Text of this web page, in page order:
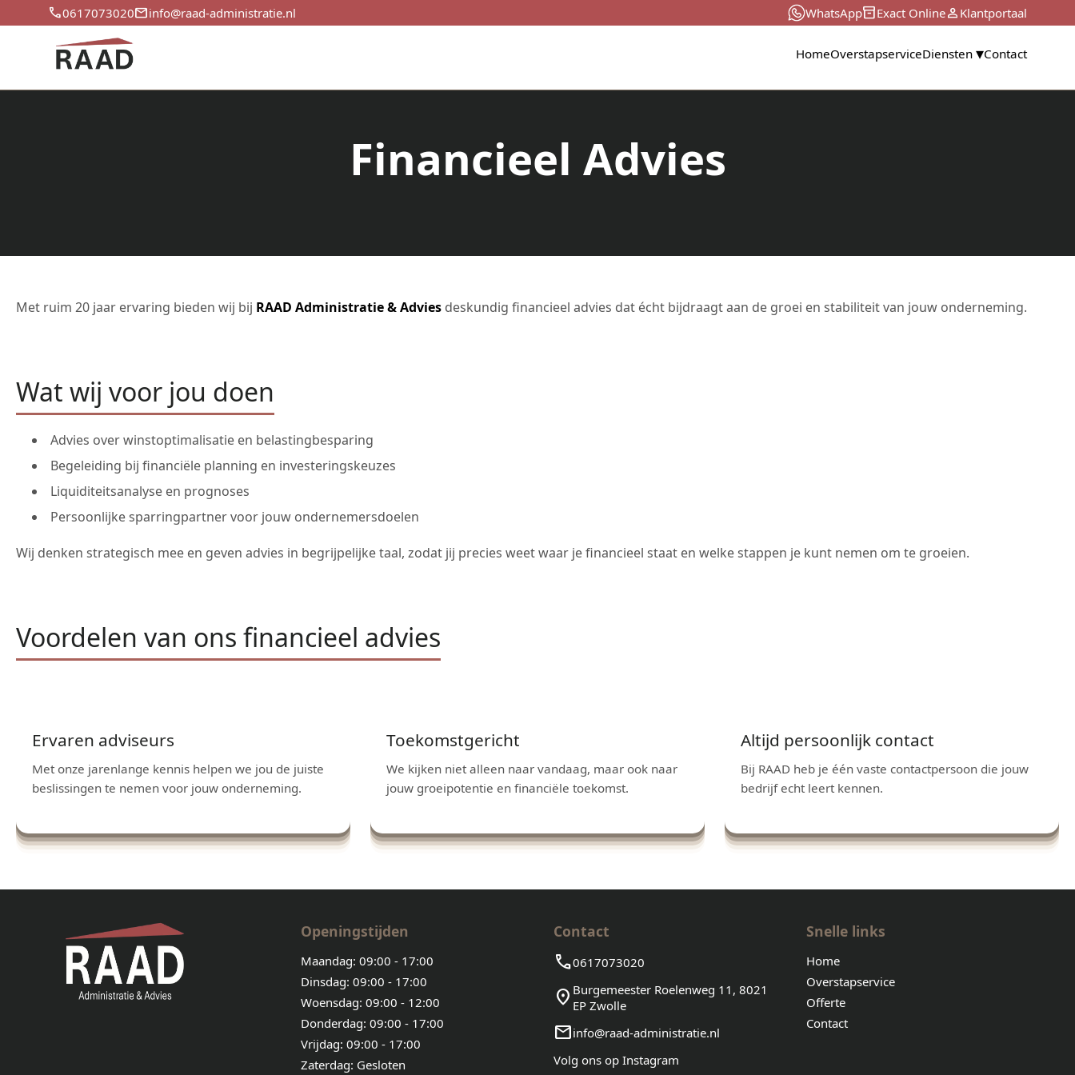
call0617073020emailinfo@raad-administratie.nl WhatsAppinventory_2Exact Onlineperson Klantportaal
HomeOverstapserviceDiensten Contact
Financieel Advies
Met ruim 20 jaar ervaring bieden wij bij RAAD Administratie & Advies deskundig financieel advies dat écht bijdraagt aan de groei en stabiliteit van jouw onderneming.
Wat wij voor jou doen
Advies over winstoptimalisatie en belastingbesparing
Begeleiding bij financiële planning en investeringskeuzes
Liquiditeitsanalyse en prognoses
Persoonlijke sparringpartner voor jouw ondernemersdoelen
Wij denken strategisch mee en geven advies in begrijpelijke taal, zodat jij precies weet waar je financieel staat en welke stappen je kunt nemen om te groeien.
Voordelen van ons financieel advies
Ervaren adviseurs
Met onze jarenlange kennis helpen we jou de juiste
beslissingen te nemen voor jouw onderneming.
Toekomstgericht
We kijken niet alleen naar vandaag, maar ook naar
jouw groeipotentie en financiële toekomst.
Altijd persoonlijk contact
Bij RAAD heb je één vaste contactpersoon die jouw
bedrijf echt leert kennen.
Openingstijden
Maandag: 09:00 - 17:00
Dinsdag: 09:00 - 17:00
Woensdag: 09:00 - 12:00
Donderdag: 09:00 - 17:00
Vrijdag: 09:00 - 17:00
Zaterdag: Gesloten
Contact
call0617073020
location_on Burgemeester Roelenweg 11, 8021
EP Zwolle
emailinfo@raad-administratie.nl
Volg ons op Instagram
Snelle links
Home
Overstapservice
Offerte
Contact